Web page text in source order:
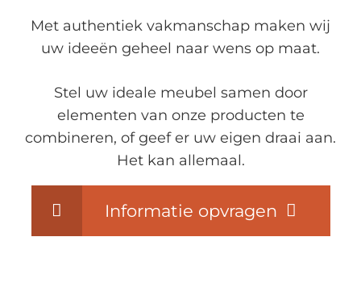
Met authentiek vakmanschap maken wij
uw ideeën geheel naar wens op maat.
Stel uw ideale meubel samen door
elementen van onze producten te
combineren, of geef er uw eigen draai aan.
Het kan allemaal.
Informatie opvragen